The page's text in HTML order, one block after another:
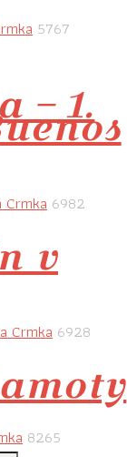
5767
– 1.
Crmka 6982
v
Crmka 6928
8265